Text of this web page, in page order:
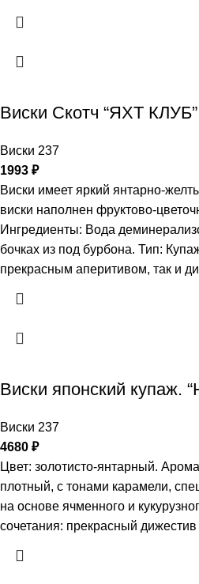
Виски Скотч “ЯХТ
Виски 237
1993 ₽
Виски имеет яркий янтарно-
виски наполнен фруктово-
Ингредиенты: Вода
бочках из под бурбона. Тип:
прекрасным аперитивом, так и
Виски японский
Виски 237
4680 ₽
Цвет: золотисто-янтарный.
плотный, с тонами карамели,
на основе ячменного и
сочетания: прекрасный